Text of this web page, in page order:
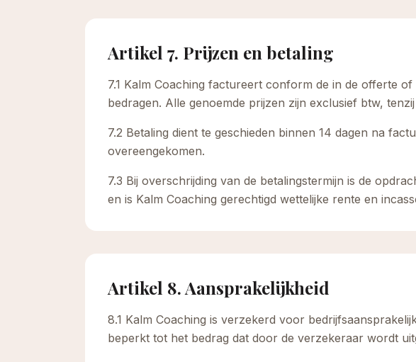
Artikel 7. Prijzen en betaling
7.1 Kalm Coaching factureert conform de in de offerte
bedragen. Alle genoemde prijzen zijn exclusief btw,
7.2 Betaling dient te geschieden binnen 14 dagen na
overeengekomen.
7.3 Bij overschrijding van de betalingstermijn is de
en is Kalm Coaching gerechtigd wettelijke rente en
Artikel 8. Aansprakelijkheid
8.1 Kalm Coaching is verzekerd voor
beperkt tot het bedrag dat door de verzekeraar wordt